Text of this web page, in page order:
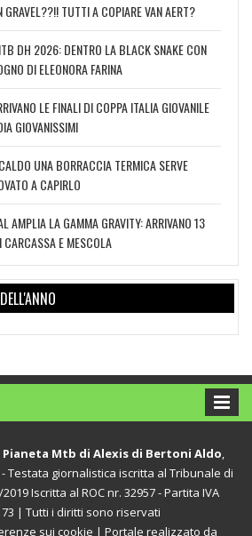
GRAVEL??!! TUTTI A COPIARE VAN AERT?
DH 2026: DENTRO LA BLACK SNAKE CON
DI ELEONORA FARINA
LE FINALI DI COPPA ITALIA GIOVANILE
GIOVANISSIMI
UNA BORRACCIA TERMICA SERVE
A CAPIRLO
AMPLIA LA GAMMA GRAVITY: ARRIVANO 13
E MESCOLA
Pianeta Mtb di Alexis di Bertoni Aldo
Testata giornalistica iscritta al Tribunale di
Iscritta al ROC nr. 32957 - Partita IVA
| Tutti i diritti sono riservati
sui cookie | Portale realizzato da